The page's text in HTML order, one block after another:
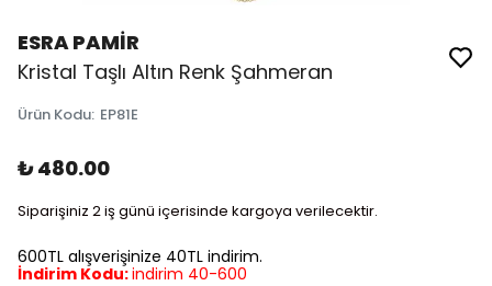
ESRA PAMİR
Kristal Taşlı Altın Renk Şahmeran
Ürün Kodu: EP81E
₺ 480.00
Siparişiniz 2 iş günü içerisinde kargoya verilecektir.
600TL alışverişinize 40TL indirim.
İndirim Kodu:indirim 40-600